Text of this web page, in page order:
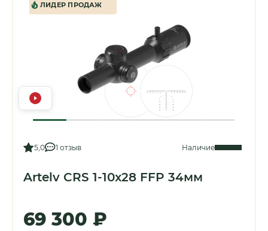
Прицелы 34мм
ЛИДЕР ПРОДАЖ
5,0 1 отзыв Наличие
Artelv CRS 1-10x28 FFP 34мм
69 300 ₽